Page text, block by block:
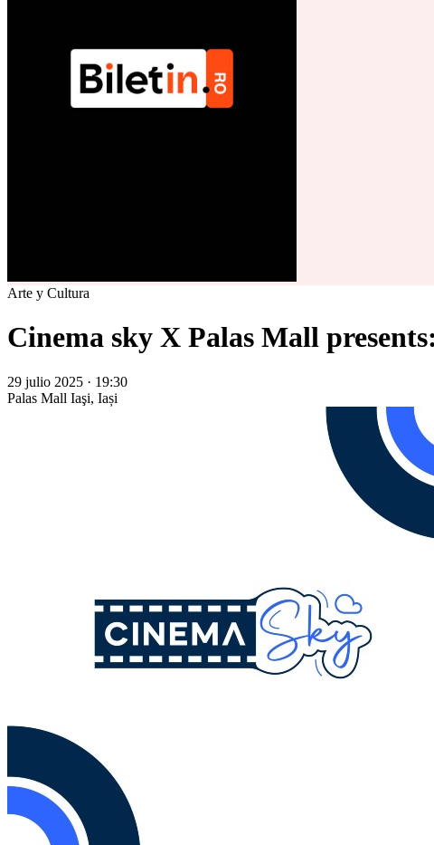
Arte y Cultura
Cinema sky X Palas Mall
29 julio 2025 · 19:30
Palas Mall Iaşi, Iași